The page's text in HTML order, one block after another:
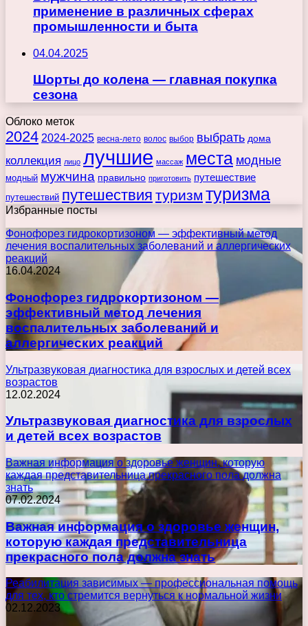
применение в различных сферах
промышленности и быта
04.04.2025
Шорты до колена — главная покупка
сезона
Облоко меток
2024 2024-2025 весна-лето волос выбор выбрать дома
коллекция лицо лучшие массаж места модные
модный мужчина правильно приготовить путешествие
путешествий путешествия туризм туризма
Избранные посты
Фонофорез гидрокортизоном — эффективный метод
лечения воспалительных заболеваний и аллергических
реакций
16.04.2024
Фонофорез гидрокортизоном —
эффективный метод лечения
воспалительных заболеваний и
аллергических реакций
Ультразвуковая диагностика для взрослых и детей всех
возрастов
12.02.2024
Ультразвуковая диагностика для взрослых
и детей всех возрастов
Важная информация о здоровье женщин, которую
каждая представительница прекрасного пола должна
знать
07.02.2024
Важная информация о здоровье женщин,
которую каждая представительница
прекрасного пола должна знать
Реабилитация зависимых — профессиональная помощь
для тех, кто стремится вернуться к нормальной жизни
02.12.2023